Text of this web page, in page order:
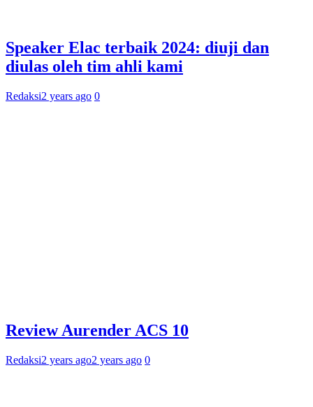
Speaker Elac terbaik 2024: diuji dan
diulas oleh tim ahli kami
Redaksi2 years ago 0
Review Aurender ACS 10
Redaksi2 years ago2 years ago 0